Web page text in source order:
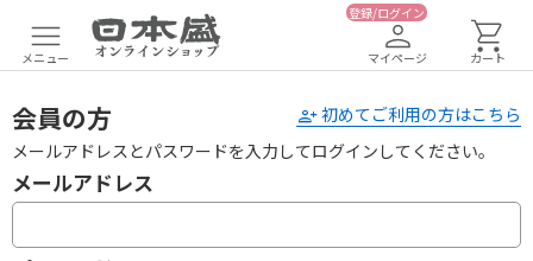
メニュー
登録/ログイン
マイページ カート
初めてご利用の方はこちら
会員の方
メールアドレスとパスワードを入力してログインしてください。
メールアドレス